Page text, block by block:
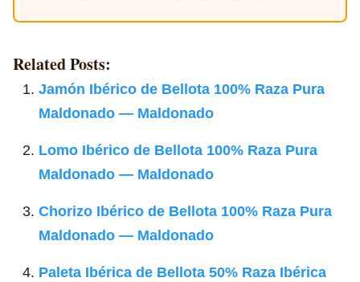
Related Posts:
Jamón Ibérico de Bellota 100% Raza Pura
Maldonado — Maldonado
Lomo Ibérico de Bellota 100% Raza Pura
Maldonado — Maldonado
Chorizo Ibérico de Bellota 100% Raza Pura
Maldonado — Maldonado
Paleta Ibérica de Bellota 50% Raza Ibérica